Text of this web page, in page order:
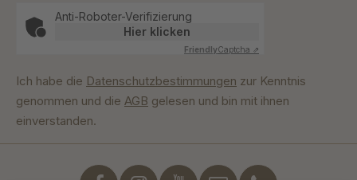
Anti-Roboter-Verifizierung
Hier klicken
FriendlyCaptcha ⇗
Ich habe die Datenschutzbestimmungen zur Kenntnis
genommen und die AGB gelesen und bin mit ihnen
einverstanden.